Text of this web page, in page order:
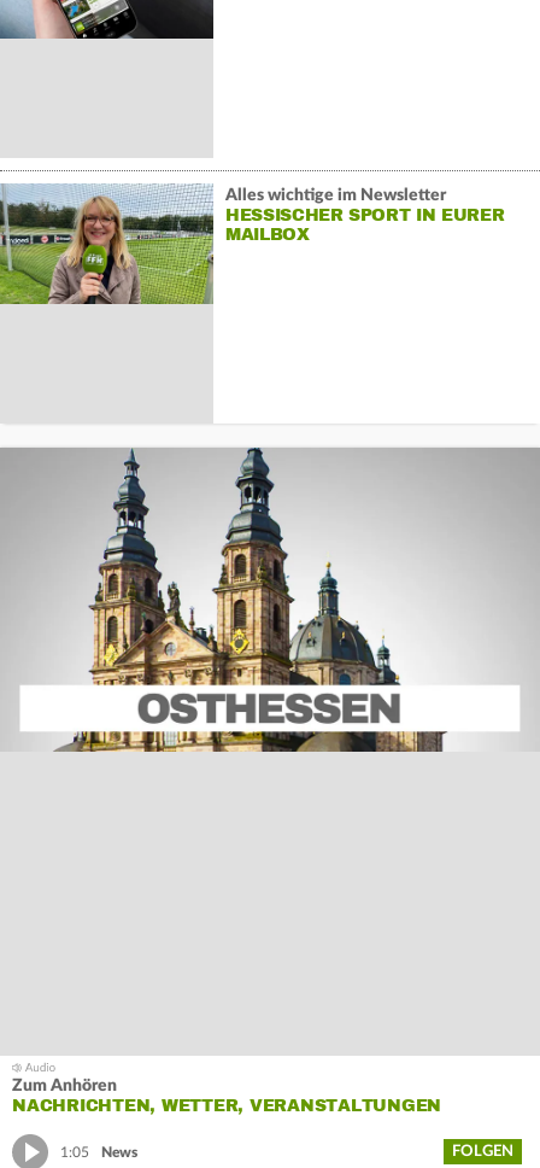
Alles wichtige im Newsletter
HESSISCHER SPORT IN EURER
MAILBOX
Zum Anhören
NACHRICHTEN, WETTER, VERANSTALTUNGEN
1:05 News FOLGEN